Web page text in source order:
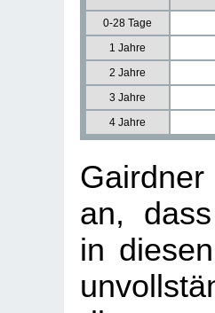
0-28 Tage
1 Jahre
2 Jahre
3 Jahre
4 Jahre
an,
in